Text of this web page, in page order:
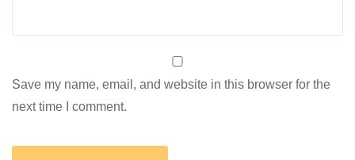
Save my name, email, and website in this browser for the
next time I comment.